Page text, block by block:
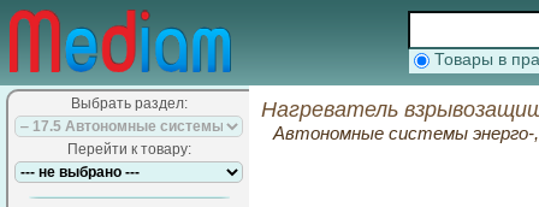
Товары в
Выбрать раздел:
Перейти к товару:
Нагреватель
Автономные системы энерго-,